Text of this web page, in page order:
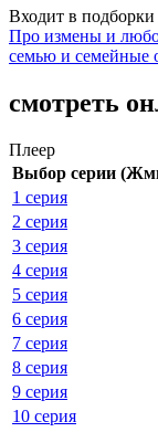
Входит в подборки
Про измены и
семью и семейные
смотреть
Плеер
Выбор серии
1 серия
2 серия
3 серия
4 серия
5 серия
6 серия
7 серия
8 серия
9 серия
10 серия